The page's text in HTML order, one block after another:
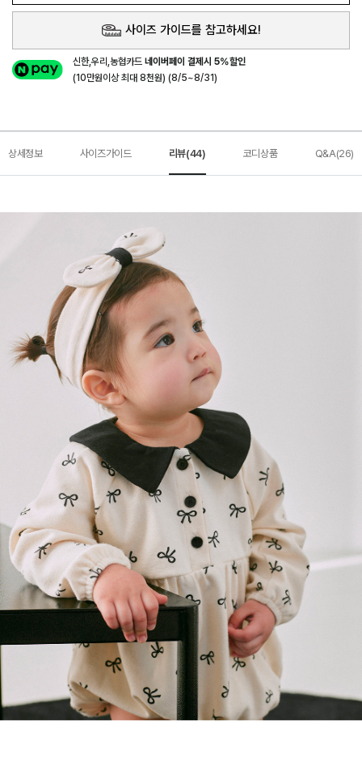
사이즈 가이드를 참고하세요!
신한,우리,농협카드네이버페이 결제시 5%할인
(10만원이상 최대 8천원) (8/5~8/31)
상세정보 사이즈가이드 리뷰(44) 코디상품 Q&A(26)